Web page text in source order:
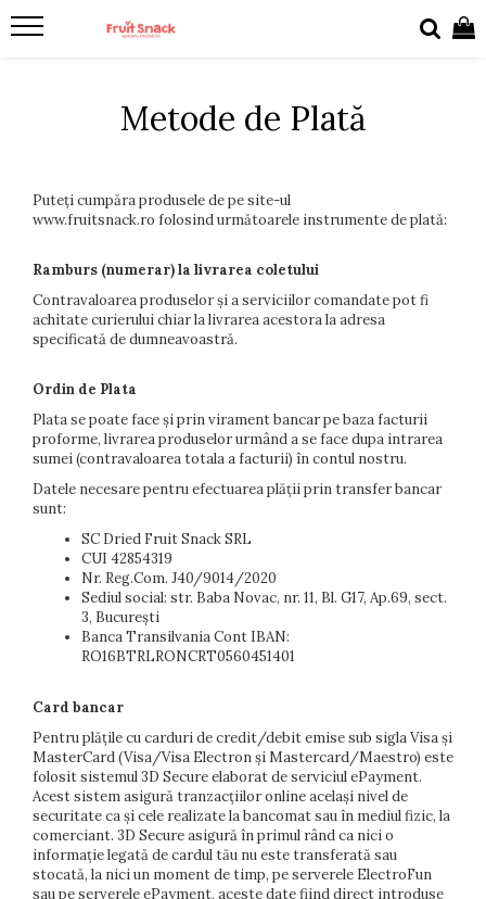
Metode de Plată
Puteți cumpăra produsele de pe site-ul
www.fruitsnack.ro folosind următoarele instrumente de plată:
Ramburs (numerar) la livrarea coletului
Contravaloarea produselor și a serviciilor comandate pot fi
achitate curierului chiar la livrarea acestora la adresa
specificată de dumneavoastră.
Ordin de Plata
Plata se poate face și prin virament bancar pe baza facturii
proforme, livrarea produselor urmând a se face dupa intrarea
sumei (contravaloarea totala a facturii) în contul nostru.
Datele necesare pentru efectuarea plății prin transfer bancar
sunt:
SC Dried Fruit Snack SRL
CUI 42854319
Nr. Reg.Com. J40/9014/2020
Sediul social: str. Baba Novac, nr. 11, Bl. G17, Ap.69, sect.
3, București
Banca Transilvania Cont IBAN:
RO16BTRLRONCRT0560451401
Card bancar
Pentru plățile cu carduri de credit/debit emise sub sigla Visa și
MasterCard (Visa/Visa Electron și Mastercard/Maestro) este
folosit sistemul 3D Secure elaborat de serviciul ePayment.
Acest sistem asigură tranzacțiilor online același nivel de
securitate ca și cele realizate la bancomat sau în mediul fizic, la
comerciant. 3D Secure asigură în primul rând ca nici o
informație legată de cardul tău nu este transferată sau
stocată, la nici un moment de timp, pe serverele ElectroFun
sau pe serverele ePayment, aceste date fiind direct introduse